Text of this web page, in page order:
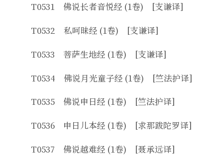
T0531 佛说长者音悦经 (1卷) [支谦译]
T0532 私呵昧经 (1卷) [支谦译]
T0533 菩萨生地经 (1卷) [支谦译]
T0534 佛说月光童子经 (1卷) [竺法护译]
T0535 佛说申日经 (1卷) [竺法护译]
T0536 申日儿本经 (1卷) [求那跋陀罗译]
T0537 佛说越难经 (1卷) [聂承远译]